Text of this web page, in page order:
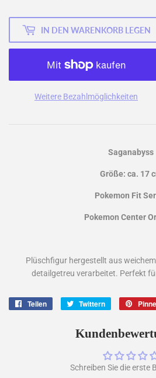
IN DEN WARENKORB LEGEN
Weitere Bezahlmöglichkeiten
Saganabyss
Größe: ca. 17
Pokemon Fit
Pokemon Center
Plüschfigur hergestellt aus
detailgetreu verarbeitet. Perfekt
Teilen Twittern
twittern
Schreiben Sie die erste